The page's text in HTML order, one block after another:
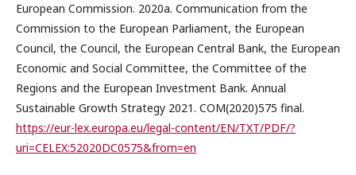
European Commission. 2020a. Communication from the
Commission to the European Parliament, the European
Council, the Council, the European Central Bank, the European
Economic and Social Committee, the Committee of the
Regions and the European Investment Bank. Annual
Sustainable Growth Strategy 2021. COM(2020)575 final.
https://eur-lex.europa.eu/legal-content/EN/TXT/PDF/?
uri=CELEX:52020DC0575&from=en